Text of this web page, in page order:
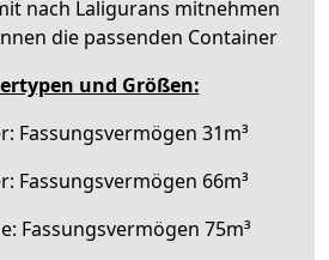
nach Laligurans mitnehmen
die passenden Container
und Größen:
Fassungsvermögen 31m³
Fassungsvermögen 66m³
Fassungsvermögen 75m³